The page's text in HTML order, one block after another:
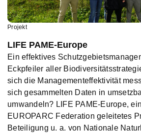
Projekt
LIFE PAME-Europe
Ein effektives
Eckpfeiler aller
sich die Managementeffektivität
sich gesammelten Daten in
umwandeln? LIFE PAME-Europe,
EUROPARC Federation geleitetes
Beteiligung u. a. von Nationale